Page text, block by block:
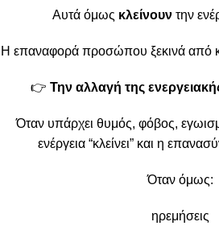
Αυτά όμως κλείνουν την
Η επαναφορά προσώπου ξεκινά από
👉 Την αλλαγή της
Όταν υπάρχει θυμός, φόβος,
ενέργεια “κλείνει” και η
Όταν όμως:
ηρεμήσεις